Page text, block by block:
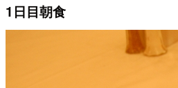
1日目朝食